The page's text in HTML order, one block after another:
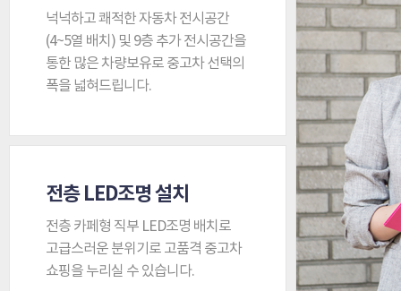
넉넉하고 쾌적한 자동차 전시공간
(4~5열 배치) 및 9층 추가 전시공간을
통한 많은 차량보유로 중고차 선택의
폭을 넓혀드립니다.
전층 LED조명 설치
전층 카페형 직부 LED조명 배치로
고급스러운 분위기로 고품격 중고차
쇼핑을 누리실 수 있습니다.